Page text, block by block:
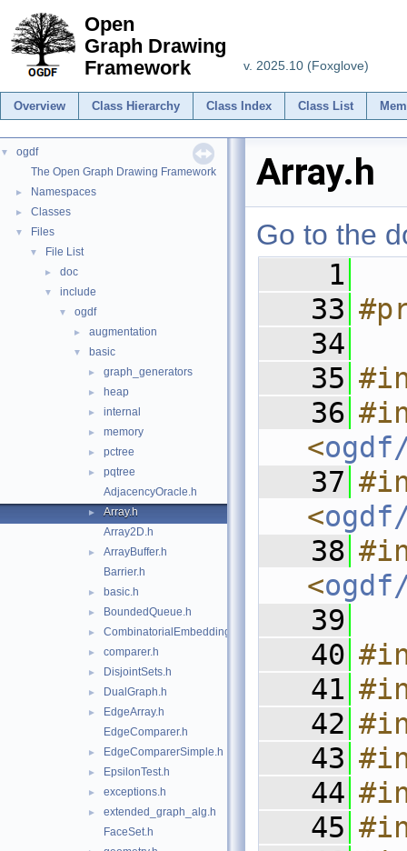
Open
Graph Drawing
Framework
v. 2025.10 (Foxglove)
Overview Class Hierarchy Class Index Class List
▼
ogdf
The Open Graph Drawing Framework
► Namespaces
► Classes
▼ Files
▼ File List
► doc
▼ include
▼ ogdf
► augmentation
▼ basic
► graph_generators
► heap
► internal
► memory
► pctree
►
pqtree
AdjacencyOracle.h
►
Array.h
Array2D.h
►
ArrayBuffer.h
Barrier.h
► basic.h
► BoundedQueue.h
► CombinatorialEmbedding.h
► comparer.h
► DisjointSets.h
► DualGraph.h
►
EdgeArray.h
EdgeComparer.h
► EdgeComparerSimple.h
► EpsilonTest.h
► exceptions.h
►
extended_graph_alg.h
FaceSet.h
Array.h
Go to the
    1
   33
   34
   35
   36
<
   37
<
   38
<
   39
   40
   41
   42
   43
   44
   45